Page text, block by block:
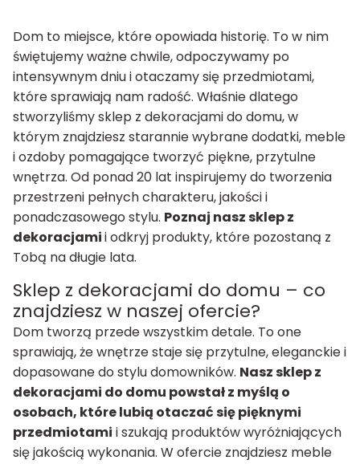
Dom to miejsce, które opowiada historię. To w nim
świętujemy ważne chwile, odpoczywamy po
intensywnym dniu i otaczamy się przedmiotami,
które sprawiają nam radość. Właśnie dlatego
stworzyliśmy sklep z dekoracjami do domu, w
którym znajdziesz starannie wybrane dodatki, meble
i ozdoby pomagające tworzyć piękne, przytulne
wnętrza. Od ponad 20 lat inspirujemy do tworzenia
przestrzeni pełnych charakteru, jakości i
ponadczasowego stylu. Poznaj nasz sklep z
dekoracjamii odkryj produkty, które pozostaną z
Tobą na długie lata.
Sklep z dekoracjami do domu – co
znajdziesz w naszej ofercie?
Dom tworzą przede wszystkim detale. To one
sprawiają, że wnętrze staje się przytulne, eleganckie i
dopasowane do stylu domowników. Nasz sklep z
dekoracjami do domu powstał z myślą o
osobach, które lubią otaczać się pięknymi
przedmiotami i szukają produktów wyróżniających
się jakością wykonania. W ofercie znajdziesz meble